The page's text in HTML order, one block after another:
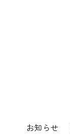
お知らせ